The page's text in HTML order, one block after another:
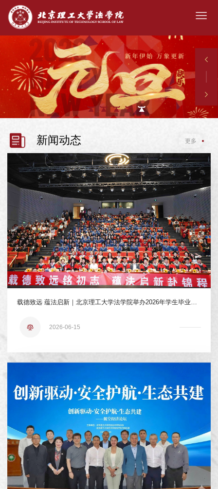
新闻动态 更多
载德致远 蕴法启新｜北京理工大学法学院举办2026年学生毕业典礼暨学位授予仪式
2026-06-15